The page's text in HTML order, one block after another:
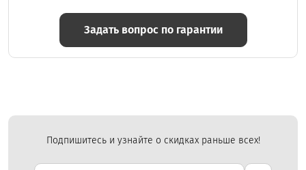
Задать вопрос по гарантии
Подпишитесь и узнайте о скидках раньше всех!